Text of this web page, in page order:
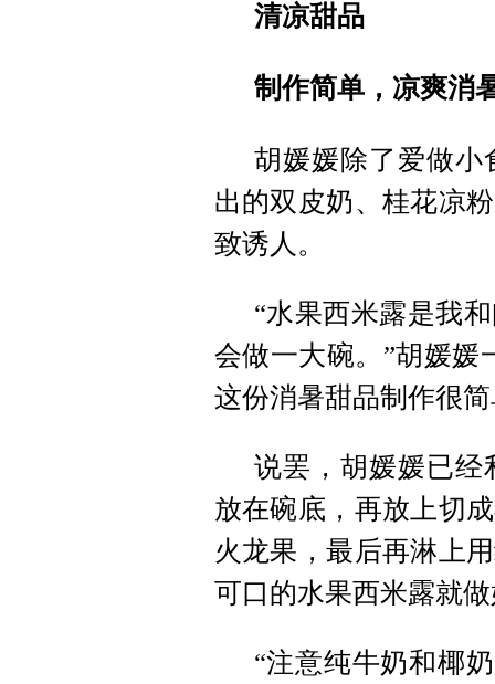
清凉甜品
制作简单，凉爽消
胡媛媛除了爱做小
出的双皮奶、桂花凉
致诱人。
“水果西米露是我
会做一大碗。”胡媛媛
这份消暑甜品制作很
说罢，胡媛媛已经
放在碗底，再放上切
火龙果，最后再淋上
可口的水果西米露就
“注意纯牛奶和椰